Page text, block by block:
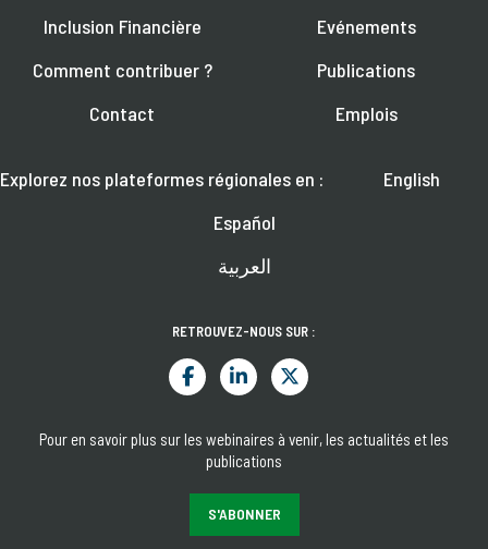
Inclusion Financière
Comment contribuer ?
Contact
Evénements
Publications
Emplois
Explorez nos plateformes régionales en :
English
Español
العربية
RETROUVEZ-NOUS SUR :
Pour en savoir plus sur les webinaires à venir, les actualités et les
publications
S'ABONNER